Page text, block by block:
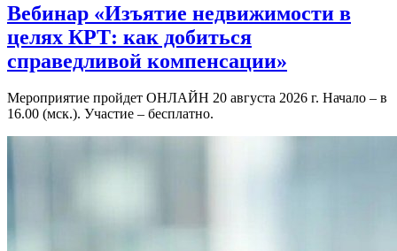
Вебинар «Изъятие недвижимости в
целях КРТ: как добиться
справедливой компенсации»
Мероприятие пройдет ОНЛАЙН 20 августа 2026 г. Начало – в
16.00 (мск.). Участие – бесплатно.